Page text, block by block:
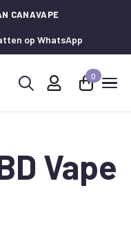
CANAVAPE
op WhatsApp
0
Vape